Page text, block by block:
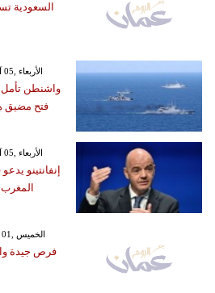
السعودية
GMT 21:52 2026 الأربعاء ,05 آب / أغسطس
واشنطن تأمل
فتح مضيق
GMT 12:02 2026 الأربعاء ,05 آب / أغسطس
إنفانتينو
GMT 16:31 2019 الخميس ,01 آب / أغسطس
فرص جيدة